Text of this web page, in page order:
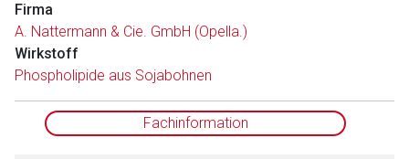
Firma
A. Nattermann & Cie. GmbH (Opella.)
Wirkstoff
Phospholipide aus Sojabohnen
Fachinformation
Aufruf einer externen Seite
Der von Ihnen aufgerufene Link öffnet eine externe Web-
Seite. Für die Inhalte der externen Web-Seite ist deren